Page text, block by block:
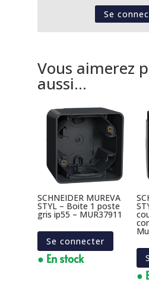
Se
Vous aimerez
aussi…
SCHNEIDER MUREVA
STYL – Boite 1 poste
gris ip55 – MUR37911
Se connecter
● En stock
●